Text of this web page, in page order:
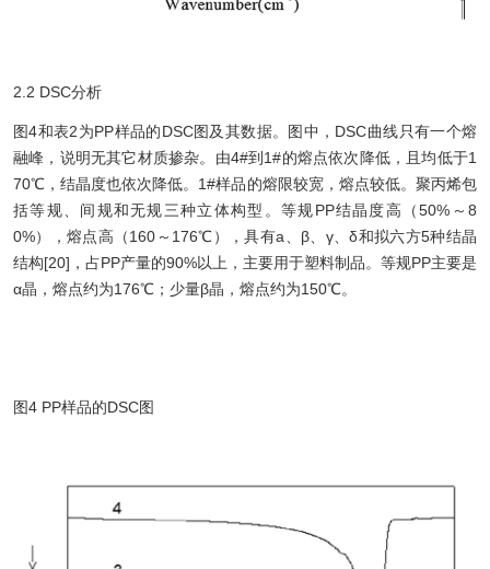
2.2 DSC分析
图4和表2为PP样品的DSC图及其数据。图中，DSC曲线只有一个熔
融峰，说明无其它材质掺杂。由4#到1#的熔点依次降低，且均低于1
70℃，结晶度也依次降低。1#样品的熔限较宽，熔点较低。聚丙烯包
括等规、间规和无规三种立体构型。等规PP结晶度高（50%～8
0%），熔点高（160～176℃），具有a、β、γ、δ和拟六方5种结晶
结构[20]，占PP产量的90%以上，主要用于塑料制品。等规PP主要是
α晶，熔点约为176℃；少量β晶，熔点约为150℃。
图4 PP样品的DSC图